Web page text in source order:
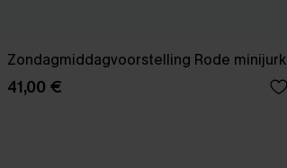
Zondagmiddagvoorstelling Rode minijurk
41,00 €